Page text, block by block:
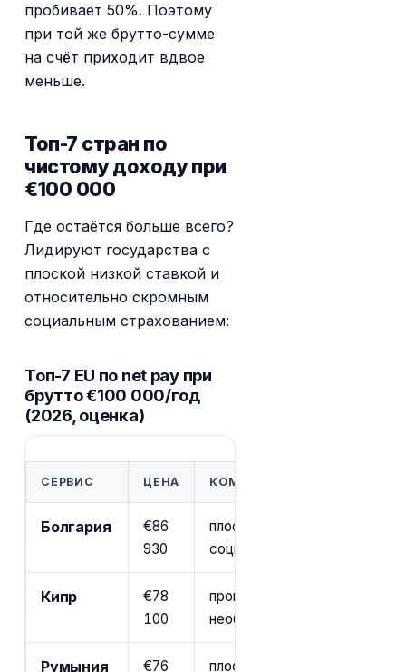
пробивает 50%. Поэтому
при той же брутто-сумме
на счёт приходит вдвое
меньше.
Топ-7 стран по
чистому доходу при
€100 000
Где остаётся больше всего?
Лидируют государства с
плоской низкой ставкой и
относительно скромным
социальным страхованием:
Топ-7 EU по net pay при
брутто €100 000/год
(2026, оценка)
СЕРВИС ЦЕНА КОМУ ПОДХОДИТ
Болгария
€86
930
плоский подоходный 10%,
соцвзносы
Кипр
€78
100
прогрессивная шкала, но
необлагаемый минимум
Румыния
€76
плоский 10%, soc-tax 35%